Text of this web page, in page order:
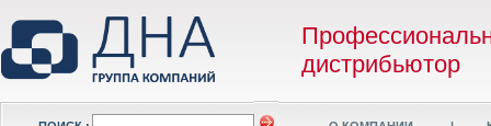
дистрибьютор